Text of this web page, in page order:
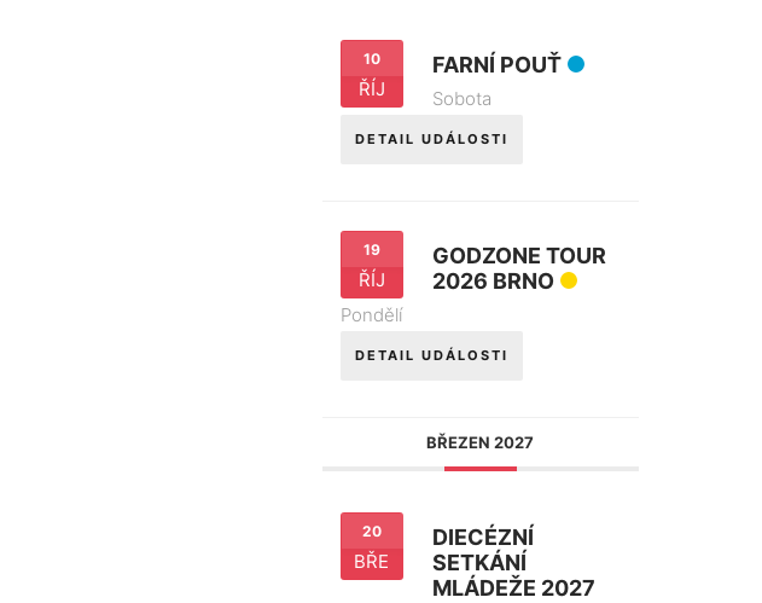
10
ŘÍJ
FARNÍ POUŤ
Sobota
DETAIL UDÁLOSTI
19
ŘÍJ
GODZONE TOUR
2026 BRNO
Pondělí
DETAIL UDÁLOSTI
BŘEZEN 2027
20
BŘE
DIECÉZNÍ
SETKÁNÍ
MLÁDEŽE 2027